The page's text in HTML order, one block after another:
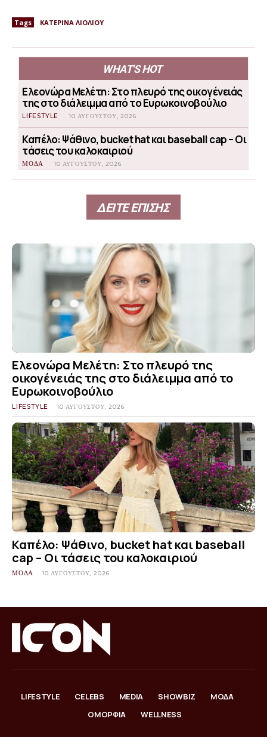
Tags ΚΑΤΕΡΙΝΑ ΛΙΟΛΙΟΥ
WHAT'S HOT
Ελεονώρα Μελέτη: Στο πλευρό της οικογένειάς
της στο διάλειμμα από το Ευρωκοινοβούλιο
LIFESTYLE 10 ΑΥΓΟΎΣΤΟΥ, 2026
Καπέλο: Ψάθινο, bucket hat και baseball cap – Οι
τάσεις του καλοκαιριού
ΜΟΔΑ 10 ΑΥΓΟΎΣΤΟΥ, 2026
ΔΕΙΤΕ ΕΠΙΣΗΣ
Ελεονώρα Μελέτη: Στο πλευρό της
οικογένειάς της στο διάλειμμα από το
Ευρωκοινοβούλιο
LIFESTYLE 10 ΑΥΓΟΎΣΤΟΥ, 2026
Καπέλο: Ψάθινο, bucket hat και baseball
cap – Οι τάσεις του καλοκαιριού
ΜΟΔΑ 10 ΑΥΓΟΎΣΤΟΥ, 2026
LIFESTYLE CELEBS MEDIA SHOWBIZ
ΜΟΔΑ
ΟΜΟΡΦΙΑ
WELLNESS